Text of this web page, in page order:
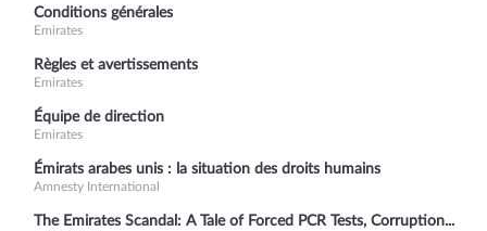
Conditions générales
Emirates
Règles et avertissements
Emirates
Équipe de direction
Emirates
Émirats arabes unis : la situation des droits humains
Amnesty International
The Emirates Scandal: A Tale of Forced PCR Tests, Corruption...